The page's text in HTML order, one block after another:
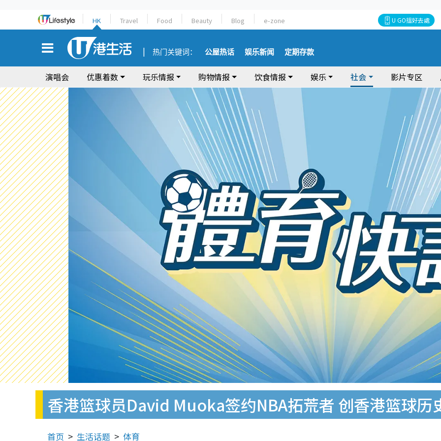
HK Travel Food Beauty Blog e-zone U GO搵好去處
热门关键词： 公屋热话 娱乐新闻 定期存款
演唱会 优惠着数 玩乐情报 购物情报 饮食情报 娱乐 社会 影片专区
香港篮球员David Muoka签约NBA拓荒者 创香港篮球历
首页 生活话题 体育